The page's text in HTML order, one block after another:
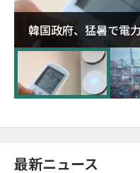
韓国政府、猛暑で電
に需給対応体制を点
最新ニュース